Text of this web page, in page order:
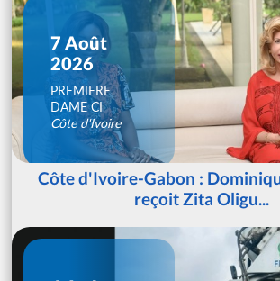
7 Août
2026
PREMIERE
DAME CI
Côte d'Ivoire
Côte d'Ivoire-Gabon :
reçoit Zita Oligu...